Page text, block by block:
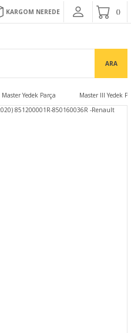
KARGOM NEREDE
ARA
Master Yedek Parça Master III Yedek